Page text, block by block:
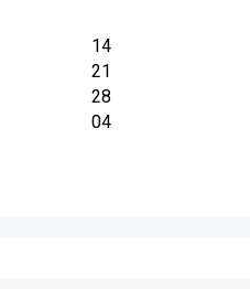
14
21
28
04